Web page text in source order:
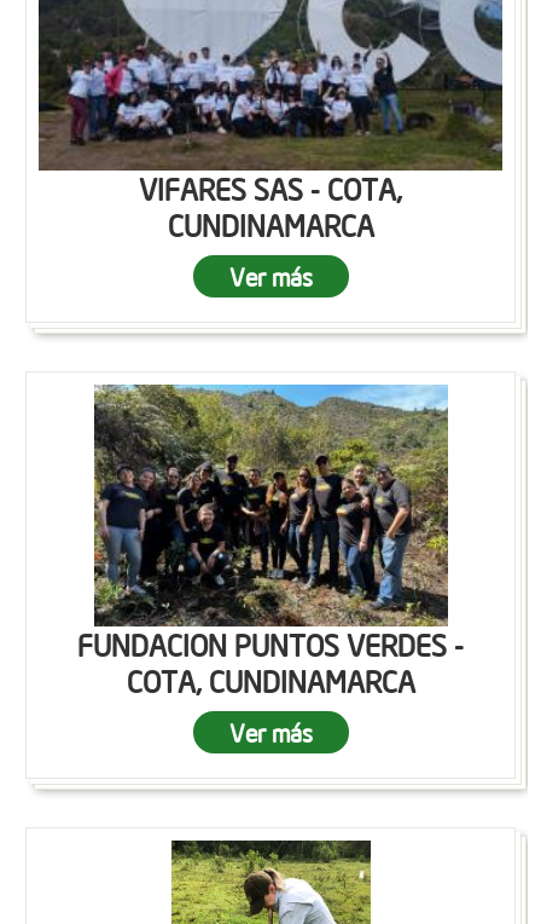
VIFARES SAS - COTA,
CUNDINAMARCA
Ver más
FUNDACION PUNTOS VERDES -
COTA, CUNDINAMARCA
Ver más